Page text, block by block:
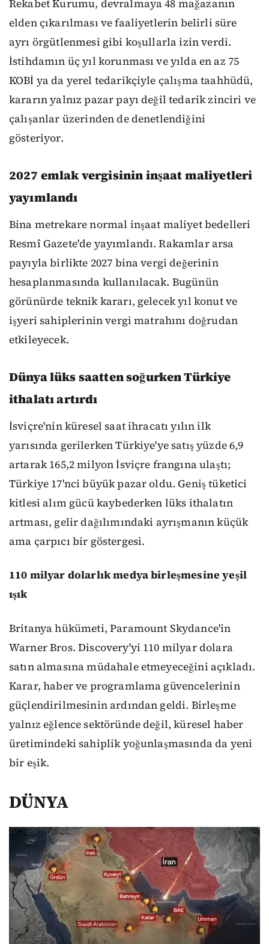
Rekabet Kurumu, devralmaya 48 mağazanın
elden çıkarılması ve faaliyetlerin belirli süre
ayrı örgütlenmesi gibi koşullarla izin verdi.
İstihdamın üç yıl korunması ve yılda en az 75
KOBİ ya da yerel tedarikçiyle çalışma taahhüdü,
kararın yalnız pazar payı değil tedarik zinciri ve
çalışanlar üzerinden de denetlendiğini
gösteriyor.
2027 emlak vergisinin inşaat maliyetleri
yayımlandı
Bina metrekare normal inşaat maliyet bedelleri
Resmî Gazete'de yayımlandı. Rakamlar arsa
payıyla birlikte 2027 bina vergi değerinin
hesaplanmasında kullanılacak. Bugünün
görünürde teknik kararı, gelecek yıl konut ve
işyeri sahiplerinin vergi matrahını doğrudan
etkileyecek.
Dünya lüks saatten soğurken Türkiye
ithalatı artırdı
İsviçre'nin küresel saat ihracatı yılın ilk
yarısında gerilerken Türkiye'ye satış yüzde 6,9
artarak 165,2 milyon İsviçre frangına ulaştı;
Türkiye 17'nci büyük pazar oldu. Geniş tüketici
kitlesi alım gücü kaybederken lüks ithalatın
artması, gelir dağılımındaki ayrışmanın küçük
ama çarpıcı bir göstergesi.
110 milyar dolarlık medya birleşmesine yeşil
ışık
Britanya hükümeti, Paramount Skydance'in
Warner Bros. Discovery'yi 110 milyar dolara
satın almasına müdahale etmeyeceğini açıkladı.
Karar, haber ve programlama güvencelerinin
güçlendirilmesinin ardından geldi. Birleşme
yalnız eğlence sektöründe değil, küresel haber
üretimindeki sahiplik yoğunlaşmasında da yeni
bir eşik.
DÜNYA